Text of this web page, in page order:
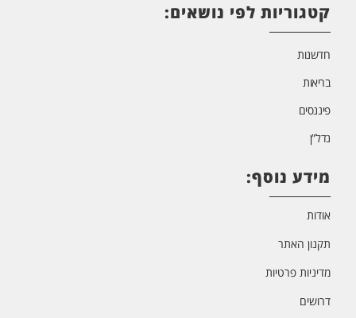
קטגוריות לפי נושאים:
חדשנות
בריאות
פיננסים
נדל”ן
מידע נוסף:
אודות
תקנון האתר
מדיניות פרטיות
דרושים